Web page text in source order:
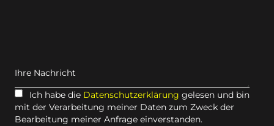
Ihre Nachricht
Ich habe die Datenschutzerklärung gelesen und bin
mit der Verarbeitung meiner Daten zum Zweck der
Bearbeitung meiner Anfrage einverstanden.